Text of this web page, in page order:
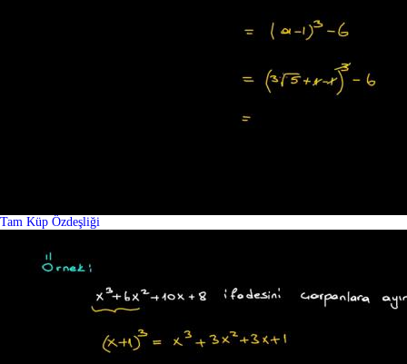
Tam Küp Özdeşliği